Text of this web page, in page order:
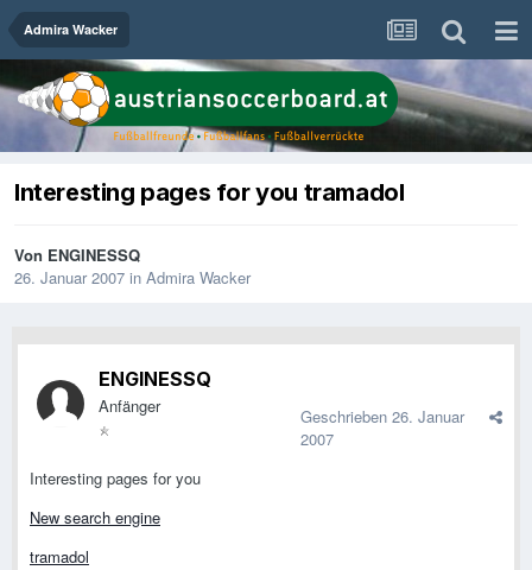
Admira Wacker
Interesting pages for you tramadol
Von ENGINESSQ
26. Januar 2007 in Admira Wacker
ENGINESSQ
Anfänger Geschrieben 26. Januar
2007
Interesting pages for you
New search engine
tramadol